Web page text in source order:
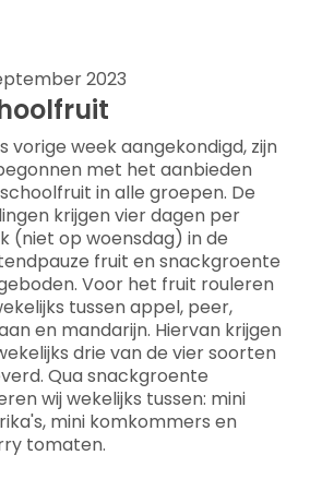
2023
vorige week aangekondigd, zijn
met het aanbieden
in alle groepen. De
krijgen vier dagen per
(niet op woensdag) in de
fruit en snackgroente
Voor het fruit rouleren
tussen appel, peer,
en mandarijn. Hiervan krijgen
drie van de vier soorten
Qua snackgroente
wij wekelijks tussen: mini
mini komkommers en
tomaten.